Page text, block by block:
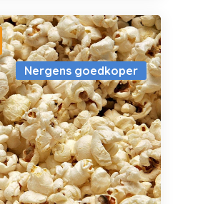
Nergens goedkoper